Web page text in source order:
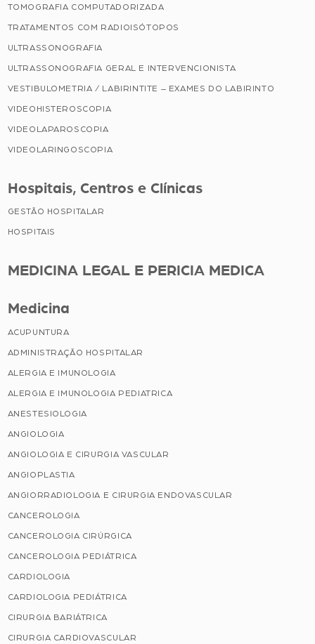
TOMOGRAFIA COMPUTADORIZADA
TRATAMENTOS COM RADIOISÓTOPOS
ULTRASSONOGRAFIA
ULTRASSONOGRAFIA GERAL E INTERVENCIONISTA
VESTIBULOMETRIA / LABIRINTITE – EXAMES DO LABIRINTO
VIDEOHISTEROSCOPIA
VIDEOLAPAROSCOPIA
VIDEOLARINGOSCOPIA
Hospitais, Centros e Clínicas
GESTÃO HOSPITALAR
HOSPITAIS
MEDICINA LEGAL E PERICIA MEDICA
Medicina
ACUPUNTURA
ADMINISTRAÇÃO HOSPITALAR
ALERGIA E IMUNOLOGIA
ALERGIA E IMUNOLOGIA PEDIATRICA
ANESTESIOLOGIA
ANGIOLOGIA
ANGIOLOGIA E CIRURGIA VASCULAR
ANGIOPLASTIA
ANGIORRADIOLOGIA E CIRURGIA ENDOVASCULAR
CANCEROLOGIA
CANCEROLOGIA CIRÚRGICA
CANCEROLOGIA PEDIÁTRICA
CARDIOLOGIA
CARDIOLOGIA PEDIÁTRICA
CIRURGIA BARIÁTRICA
CIRURGIA CARDIOVASCULAR